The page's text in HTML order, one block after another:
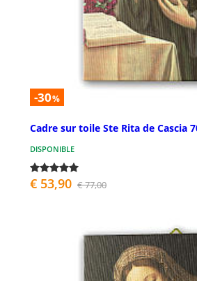
-30%
Cadre sur toile Ste Rita de Cascia
DISPONIBLE
€ 53,90 € 77,00